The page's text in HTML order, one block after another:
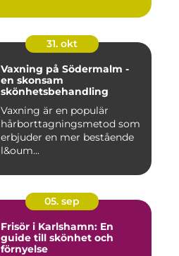
31. okt
Vaxning på Södermalm -
en skonsam
skönhetsbehandling
Vaxning är en populär
hårborttagningsmetod som
erbjuder en mer bestående
l&oum...
05. sep
Frisör i Karlshamn: En
guide till skönhet och
förnyelse